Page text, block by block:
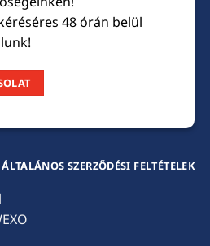
48 órán belül
ÁLTALÁNOS SZERZŐDÉSI FELTÉTELEK